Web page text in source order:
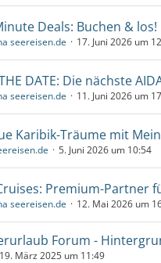
Deals: Buchen & los!
seereisen.de 17. Juni 2026 um
DATE: Die nächste
seereisen.de 11. Juni 2026 um
Karibik-Träume mit
5. Juni 2026 um 10:54
Premium-Partner
seereisen.de 12. Mai 2026 um
Forum -
19. März 2025 um 11:49